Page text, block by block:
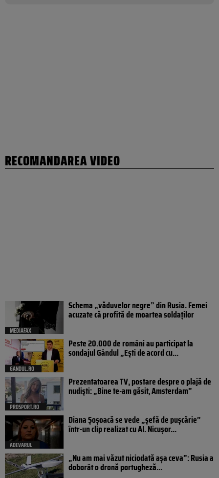
RECOMANDAREA VIDEO
MEDIAFAX
Schema „văduvelor negre” din Rusia. Femei
acuzate că profită de moartea soldaților
GANDUL.RO
Peste 20.000 de români au participat la
sondajul Gândul „Ești de acord cu...
PROSPORT.RO
Prezentatoarea TV, postare despre o plajă de
nudiști: „Bine te-am găsit, Amsterdam”
ADEVARUL
Diana Șoșoacă se vede „șefă de pușcărie”
într-un clip realizat cu AI. Nicușor...
„Nu am mai văzut niciodată așa ceva”: Rusia a
doborât o dronă portugheză...